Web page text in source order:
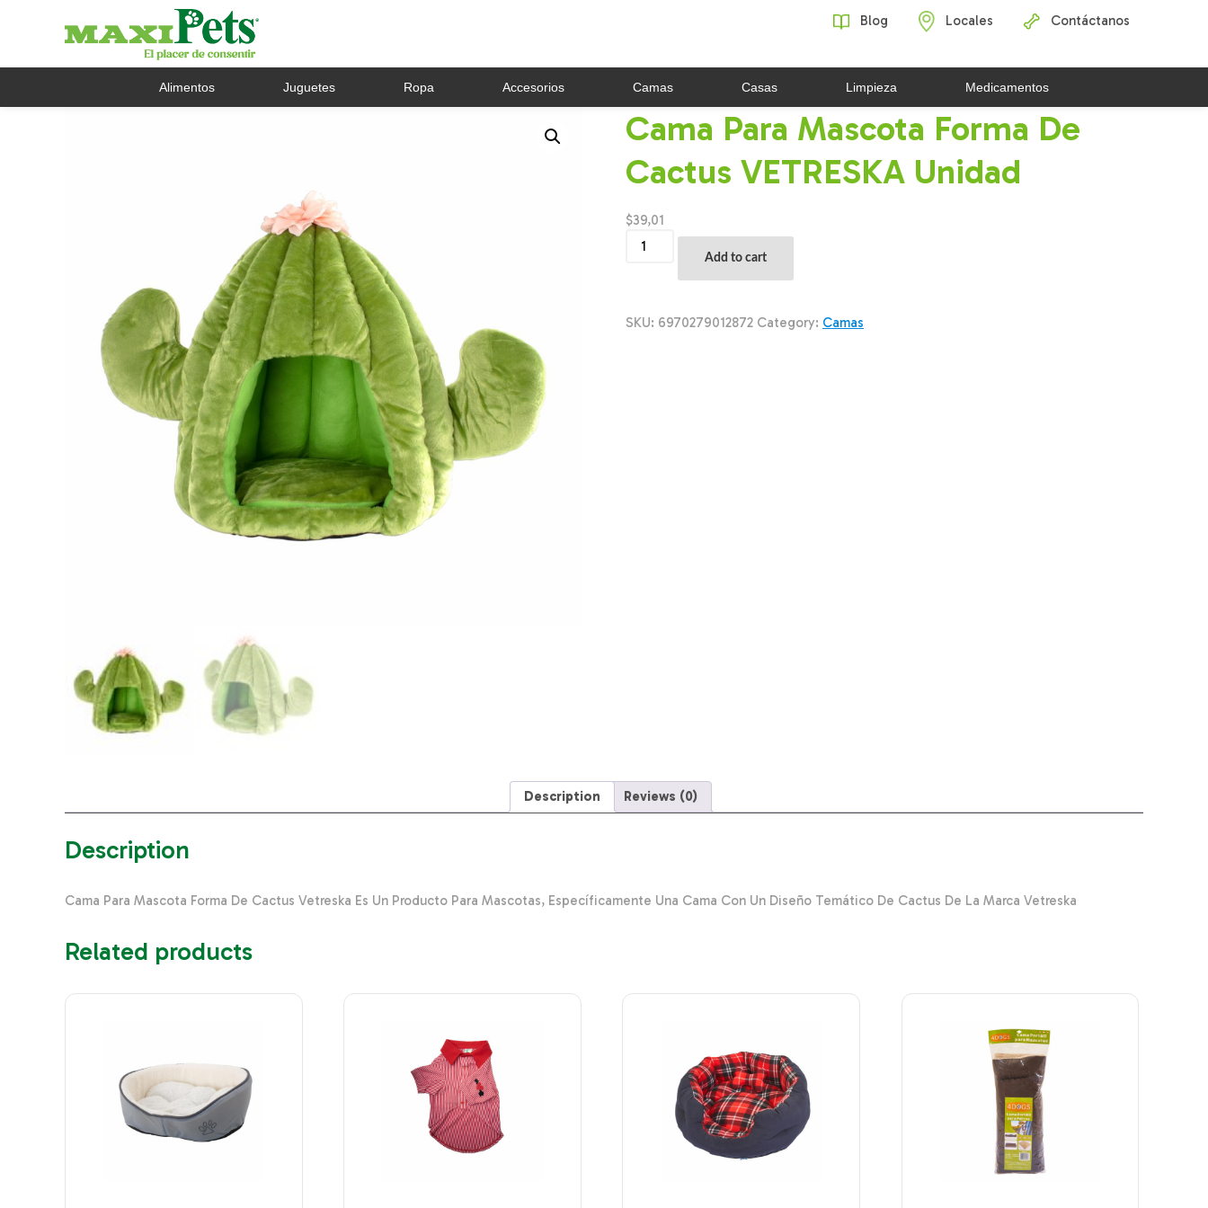
Blog Locales Contáctanos
Alimentos Juguetes Ropa Accesorios Camas Casas Limpieza Medicamentos
Cama Para Mascota Forma De
Cactus VETRESKA Unidad
$39,01
Para
Cactus
Add to cart
SKU: 6970279012872 Category: Camas
Description Reviews (0)
Description
Cama Para Mascota Forma De Cactus Vetreska Es Un Producto Para Mascotas, Específicamente Una Cama Con Un Diseño Temático De Cactus De La Marca Vetreska
Related products